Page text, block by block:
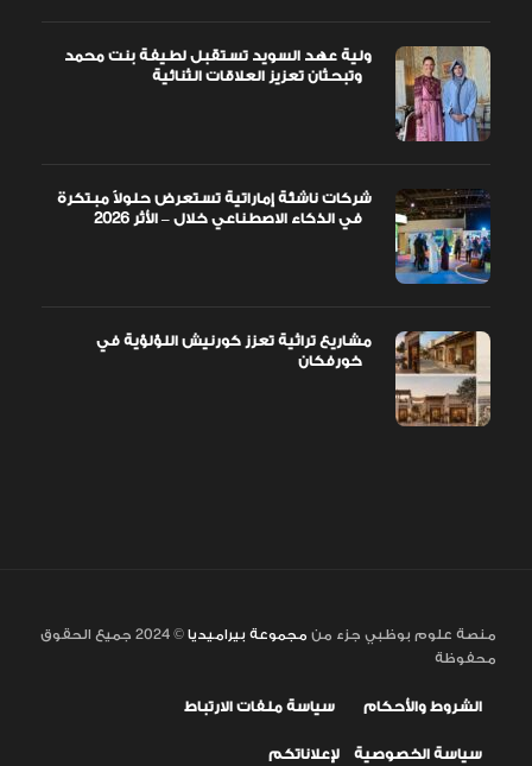
ولية عهد السويد تستقبل لطيفة بنت محمد
شركات ناشئة إماراتية تستعرض حلولاً مبتكرة
مشاريع تراثية تعزز كورنيش اللؤلؤية في
منصة علوم بوظبي جزء من مجموعة بيراميديا
© 2024 جميع الحقوق
محفوظة
الشروط والأحكام سياسة ملفات الارتباط
سياسة الخصوصية لإعلاناتكم